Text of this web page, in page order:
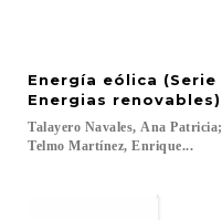
Energía eólica (Serie
Energias renovables)
Talayero Navales, Ana Patricia;
Telmo Martínez, Enrique...